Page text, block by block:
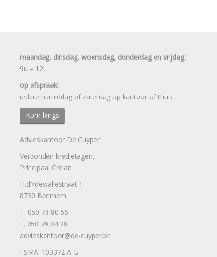
maandag, dinsdag, woensdag, donderdag en vrijdag:
9u – 12u
op afspraak:
iedere namiddag of zaterdag op kantoor of thuis
Kom langs
Advieskantoor De Cuyper
Verbonden kredietagent
Principaal Crelan
H.d’Ydewallestraat 1
8730 Beernem
T. 050 78 80 56
F. 050 79 04 28
advieskantoor@de-cuyper.be
FSMA: 103372 A-B